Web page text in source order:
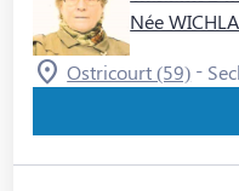
Née
Ostricourt (59) -